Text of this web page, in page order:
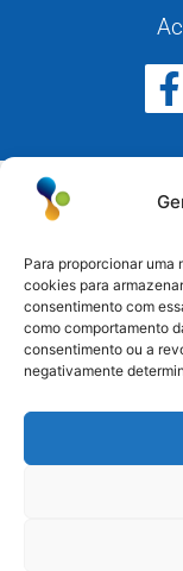
Para proporcionar uma
cookies para
consentimento com
como comportamento
consentimento ou a
negativamente
Atuamos no